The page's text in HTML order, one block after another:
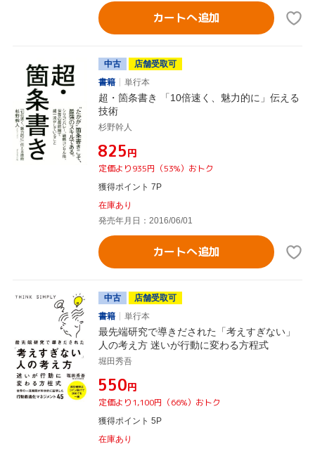
カートへ追加
中古
店舗受取可
書籍
単行本
超・箇条書き 「10倍速く、魅力的に」伝える
技術
杉野幹人
¥825円
定価より935円（53%）おトク
獲得ポイント 7P
在庫あり
発売年月日：2016/06/01
カートへ追加
中古
店舗受取可
書籍
単行本
最先端研究で導きだされた「考えすぎない」
人の考え方 迷いが行動に変わる方程式
堀田秀吾
¥550円
定価より1,100円（66%）おトク
獲得ポイント 5P
在庫あり